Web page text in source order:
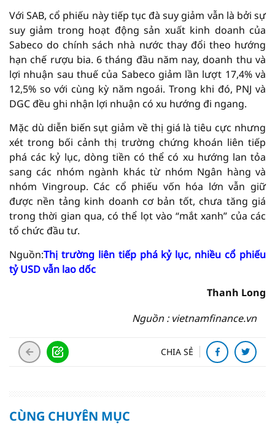
Với SAB, cổ phiếu này tiếp tục đà suy giảm vẫn là bởi sự
suy giảm trong hoạt động sản xuất kinh doanh của
Sabeco do chính sách nhà nước thay đổi theo hướng
hạn chế rượu bia. 6 tháng đầu năm nay, doanh thu và
lợi nhuận sau thuế của Sabeco giảm lần lượt 17,4% và
12,5% so với cùng kỳ năm ngoái. Trong khi đó, PNJ và
DGC đều ghi nhận lợi nhuận có xu hướng đi ngang.
Mặc dù diễn biến sụt giảm về thị giá là tiêu cực nhưng
xét trong bối cảnh thị trường chứng khoán liên tiếp
phá các kỷ lục, dòng tiền có thể có xu hướng lan tỏa
sang các nhóm ngành khác từ nhóm Ngân hàng và
nhóm Vingroup. Các cổ phiếu vốn hóa lớn vẫn giữ
được nền tảng kinh doanh cơ bản tốt, chưa tăng giá
trong thời gian qua, có thể lọt vào “mắt xanh” của các
tổ chức đầu tư.
Nguồn:Thị trường liên tiếp phá kỷ lục, nhiều cổ phiếu
tỷ USD vẫn lao dốc
Thanh Long
Nguồn : vietnamfinance.vn
CHIA SẺ
CÙNG CHUYÊN MỤC